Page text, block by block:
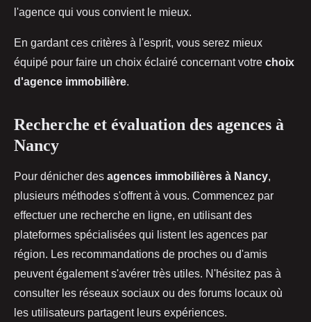
l'agence qui vous convient le mieux.
En gardant ces critères à l'esprit, vous serez mieux
équipé pour faire un choix éclairé concernant votre choix
d'agence immobilière.
Recherche et évaluation des agences à
Nancy
Pour dénicher des agences immobilières à Nancy,
plusieurs méthodes s'offrent à vous. Commencez par
effectuer une recherche en ligne, en utilisant des
plateformes spécialisées qui listent les agences par
région. Les recommandations de proches ou d'amis
peuvent également s'avérer très utiles. N'hésitez pas à
consulter les réseaux sociaux ou des forums locaux où
les utilisateurs partagent leurs expériences.